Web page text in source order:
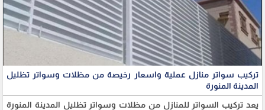
تركيب سواتر منازل عملية واسعار رخيصة من مظلات وسواتر تظليل
المدينة المنورة
يعد تركيب السواتر للمنازل من مظلات وسواتر تظليل المدينة المنورة